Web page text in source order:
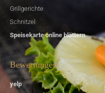
Grillgerichte
Schnitzel
Speisekarte online blättern
Bewertungen
yelp